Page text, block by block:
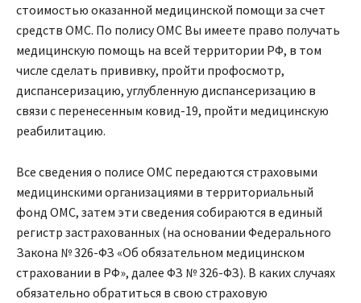
стоимостью оказанной медицинской помощи за счет
средств ОМС. По полису ОМС Вы имеете право получать
медицинскую помощь на всей территории РФ, в том
числе сделать прививку, пройти профосмотр,
диспансеризацию, углубленную диспансеризацию в
связи с перенесенным ковид-19, пройти медицинскую
реабилитацию.
Все сведения о полисе ОМС передаются страховыми
медицинскими организациями в территориальный
фонд ОМС, затем эти сведения собираются в единый
регистр застрахованных (на основании Федерального
Закона № 326-ФЗ «Об обязательном медицинском
страховании в РФ», далее ФЗ № 326-ФЗ). В каких случаях
обязательно обратиться в свою страховую